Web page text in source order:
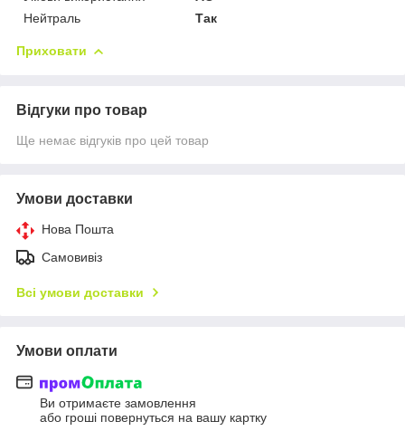
Нейтраль
Так
Приховати
Відгуки про товар
Ще немає відгуків про цей товар
Умови доставки
Нова Пошта
Самовивіз
Всі умови доставки
Умови оплати
Ви отримаєте замовлення
або гроші повернуться на вашу картку